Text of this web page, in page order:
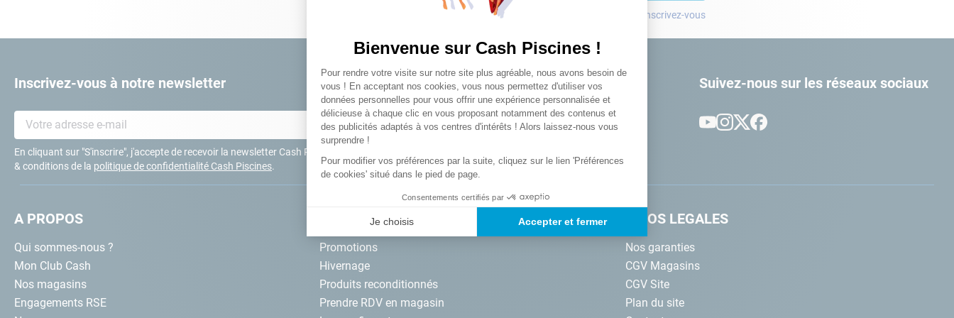
Vous n’avez pas encore de compte ? Inscrivez-vous
Inscrivez-vous à notre newsletter
S’inscrire
En cliquant sur "S'inscrire", j'accepte de recevoir la newsletter Cash Piscines par email. J'accepte les termes
& conditions de la politique de confidentialité Cash Piscines.
Suivez-nous sur les réseaux sociaux
A PROPOS
Qui sommes-nous ?
Mon Club Cash
Nos magasins
Engagements RSE
NOS SERVICES
Promotions
Hivernage
Produits reconditionnés
Prendre RDV en magasin
INFOS LEGALES
Nos garanties
CGV Magasins
CGV Site
Plan du site
Bienvenue sur Cash Piscines !
Plateforme de Gestion du Consentement : Personnalisez vos Options
Pour rendre votre visite sur notre site plus agréable, nous avons besoin de
vous ! En acceptant nos cookies, vous nous permettez d'utiliser vos
données personnelles pour vous offrir une expérience personnalisée et
délicieuse à chaque clic en vous proposant notamment des contenus et
des publicités adaptés à vos centres d'intérêts ! Alors laissez-nous vous
surprendre !
Pour modifier vos préférences par la suite, cliquez sur le lien 'Préférences
de cookies' situé dans le pied de page.
Consentements certifiés par
Je choisis Accepter et fermer
Axeptio consent